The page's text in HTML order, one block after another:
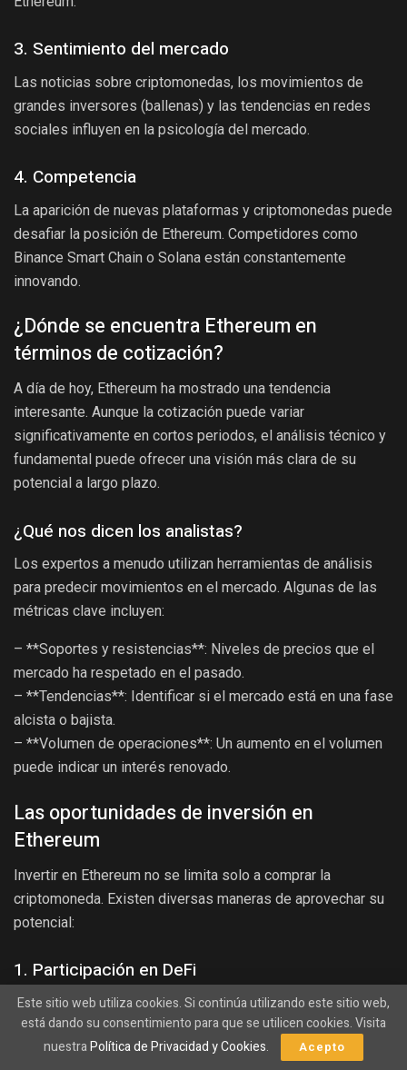
3. Sentimiento del mercado
Las noticias sobre criptomonedas, los movimientos de
grandes inversores (ballenas) y las tendencias en redes
sociales influyen en la psicología del mercado.
4. Competencia
La aparición de nuevas plataformas y criptomonedas puede
desafiar la posición de Ethereum. Competidores como
Binance Smart Chain o Solana están constantemente
innovando.
¿Dónde se encuentra Ethereum en
términos de cotización?
A día de hoy, Ethereum ha mostrado una tendencia
interesante. Aunque la cotización puede variar
significativamente en cortos periodos, el análisis técnico y
fundamental puede ofrecer una visión más clara de su
potencial a largo plazo.
¿Qué nos dicen los analistas?
Los expertos a menudo utilizan herramientas de análisis
para predecir movimientos en el mercado. Algunas de las
métricas clave incluyen:
– **Soportes y resistencias**: Niveles de precios que el
mercado ha respetado en el pasado.
– **Tendencias**: Identificar si el mercado está en una fase
alcista o bajista.
– **Volumen de operaciones**: Un aumento en el volumen
puede indicar un interés renovado.
Las oportunidades de inversión en
Ethereum
Invertir en Ethereum no se limita solo a comprar la
criptomoneda. Existen diversas maneras de aprovechar su
potencial:
1. Participación en DeFi
Las plataformas DeFi permiten a los usuarios prestar, pedir
prestado y ganar intereses sobre su Ethereum. Esto no
solo genera rendimientos pasivos, sino que también
Este sitio web utiliza cookies. Si continúa utilizando este sitio web,
está dando su consentimiento para que se utilicen cookies. Visita
nuestraPolítica de Privacidad y Cookies. Acepto